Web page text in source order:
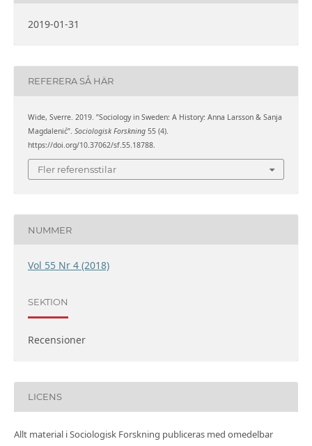
2019-01-31
REFERERA SÅ HÄR
Wide, Sverre. 2019. ”Sociology in Sweden: A History: Anna Larsson & Sanja
Magdalenić”. Sociologisk Forskning55 (4).
https://doi.org/10.37062/sf.55.18788.
Fler referensstilar
NUMMER
Vol 55 Nr 4 (2018)
SEKTION
Recensioner
LICENS
Allt material i Sociologisk Forskning publiceras med omedelbar